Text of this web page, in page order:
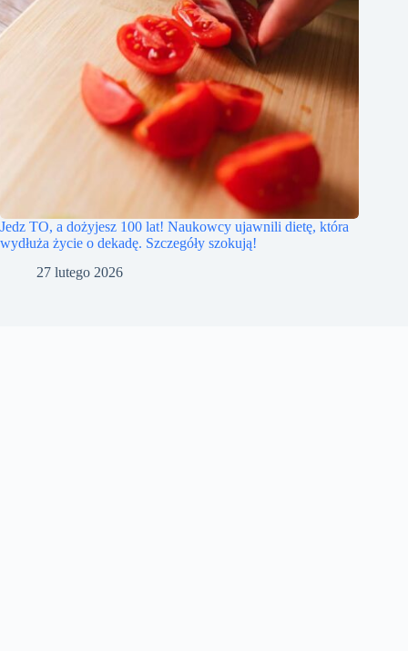
Jedz TO, a dożyjesz 100 lat! Naukowcy ujawnili dietę, która
wydłuża życie o dekadę. Szczegóły szokują!
27 lutego 2026